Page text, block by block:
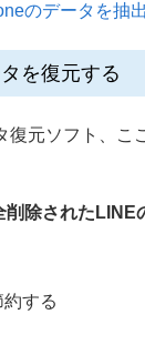
のデータを抽
を復元する
復元ソフト、
除された
する